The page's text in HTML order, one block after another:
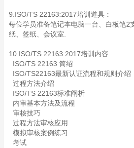
9.ISO/TS 22163:2017培训道具：
每位学员准备笔记本电脑一台、白板笔2
纸、签纸、会议室.
10.ISO/TS 22163:2017培训内容
ISO/TS 22163 简绍
ISO/TS22163最新认证流程和规则介绍
过程方法介绍
ISO/TS 22163标准阐析
内审基本方法及流程
审核技巧
过程方法审核应用
模拟审核案例练习
考试